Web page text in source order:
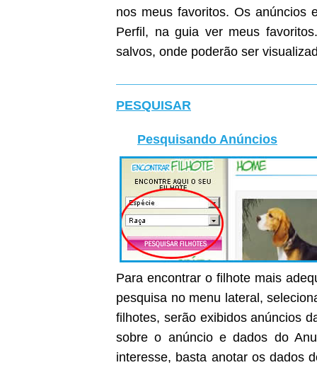
nos meus favoritos. Os
Perfil, na guia ver meus
salvos, onde poderão ser
PESQUISAR
Pesquisando Anúncios
Para encontrar o filhote mais
pesquisa no menu lateral,
filhotes, serão exibidos anúncios
sobre o anúncio e dados do
interesse, basta anotar os dados